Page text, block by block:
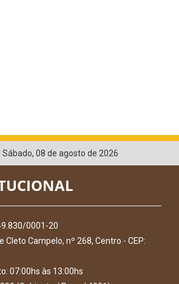
Sábado, 08 de agosto de 2026
0001-20
Cleto Campelo, nº 268, Centro - CEP:
07:00hs às 13:00hs